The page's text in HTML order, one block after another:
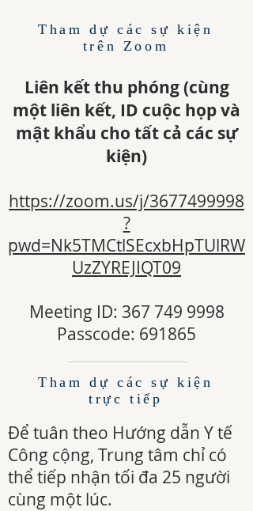
Tham dự các sự kiện
trên Zoom
Tham dự các sự kiện
trực tiếp
Liên kết thu phóng (cùng
một liên kết, ID cuộc họp và
mật khẩu cho tất cả các sự
kiện)
https://zoom.us/j/3677499998
?
pwd=Nk5TMCtlSEcxbHpTUlRW
UzZYREJIQT09
Meeting ID: 367 749 9998
Passcode: 691865
Để tuân theo Hướng dẫn Y tế
Công cộng, Trung tâm chỉ có
thể tiếp nhận tối đa 25 người
cùng một lúc.